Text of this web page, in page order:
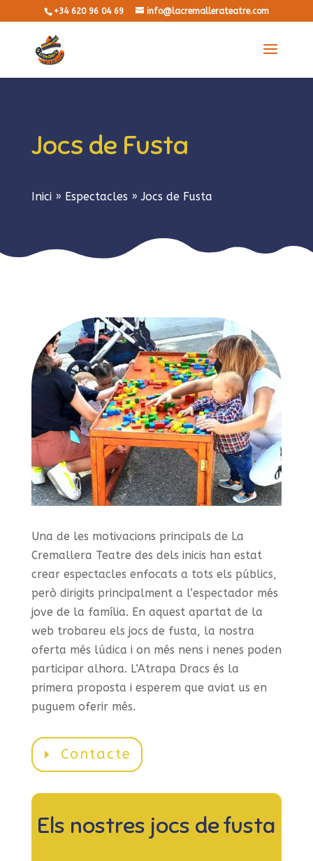
+34 620 96 04 69 info@lacremallerateatre.com
Jocs de Fusta
Inici» Espectacles »Jocs de Fusta
Una de les motivacions principals de La
Cremallera Teatre des dels inicis han estat
crear espectacles enfocats a tots els públics,
però dirigits principalment a l’espectador més
jove de la família. En aquest apartat de la
web trobareu els jocs de fusta, la nostra
oferta més lúdica i on més nens i nenes poden
participar alhora. L’Atrapa Dracs és la
primera proposta i esperem que aviat us en
puguem oferir més.
Contacte
Els nostres jocs de fusta